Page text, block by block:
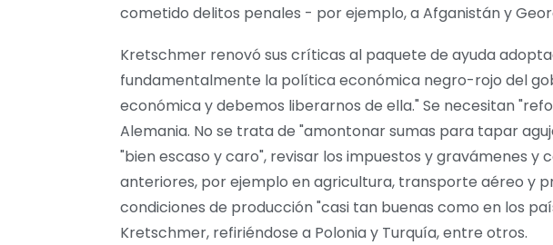
cometido delitos penales - por ejemplo, a Afganistán y
Kretschmer renovó sus críticas al paquete de ayuda
fundamentalmente la política económica negro-rojo del
económica y debemos liberarnos de ella." Se necesitan
Alemania. No se trata de "amontonar sumas para tapar
"bien escaso y caro", revisar los impuestos y gravámenes y
anteriores, por ejemplo en agricultura, transporte aéreo y
condiciones de producción "casi tan buenas como en los
Kretschmer, refiriéndose a Polonia y Turquía, entre otros.